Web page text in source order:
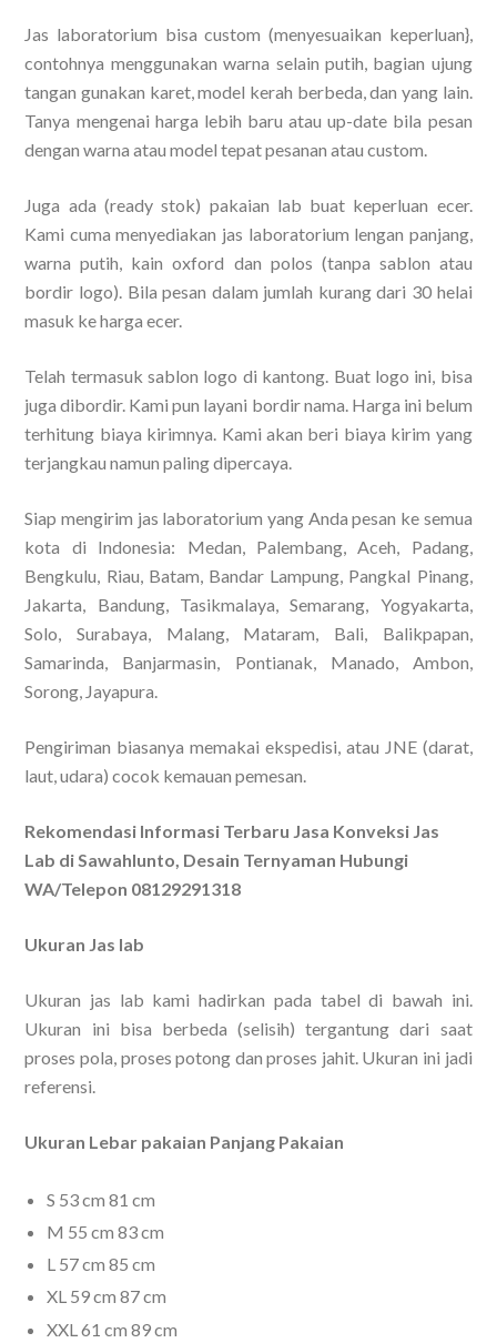
Jas laboratorium bisa custom (menyesuaikan keperluan},
contohnya menggunakan warna selain putih, bagian ujung
tangan gunakan karet, model kerah berbeda, dan yang lain.
Tanya mengenai harga lebih baru atau up-date bila pesan
dengan warna atau model tepat pesanan atau custom.
Juga ada (ready stok) pakaian lab buat keperluan ecer.
Kami cuma menyediakan jas laboratorium lengan panjang,
warna putih, kain oxford dan polos (tanpa sablon atau
bordir logo). Bila pesan dalam jumlah kurang dari 30 helai
masuk ke harga ecer.
Telah termasuk sablon logo di kantong. Buat logo ini, bisa
juga dibordir. Kami pun layani bordir nama. Harga ini belum
terhitung biaya kirimnya. Kami akan beri biaya kirim yang
terjangkau namun paling dipercaya.
Siap mengirim jas laboratorium yang Anda pesan ke semua
kota di Indonesia: Medan, Palembang, Aceh, Padang,
Bengkulu, Riau, Batam, Bandar Lampung, Pangkal Pinang,
Jakarta, Bandung, Tasikmalaya, Semarang, Yogyakarta,
Solo, Surabaya, Malang, Mataram, Bali, Balikpapan,
Samarinda, Banjarmasin, Pontianak, Manado, Ambon,
Sorong, Jayapura.
Pengiriman biasanya memakai ekspedisi, atau JNE (darat,
laut, udara) cocok kemauan pemesan.
Rekomendasi Informasi Terbaru Jasa Konveksi Jas
Lab di Sawahlunto, Desain Ternyaman Hubungi
WA/Telepon 08129291318
Ukuran Jas lab
Ukuran jas lab kami hadirkan pada tabel di bawah ini.
Ukuran ini bisa berbeda (selisih) tergantung dari saat
proses pola, proses potong dan proses jahit. Ukuran ini jadi
referensi.
Ukuran Lebar pakaian Panjang Pakaian
S 53 cm 81 cm
M 55 cm 83 cm
L 57 cm 85 cm
XL 59 cm 87 cm
XXL 61 cm 89 cm